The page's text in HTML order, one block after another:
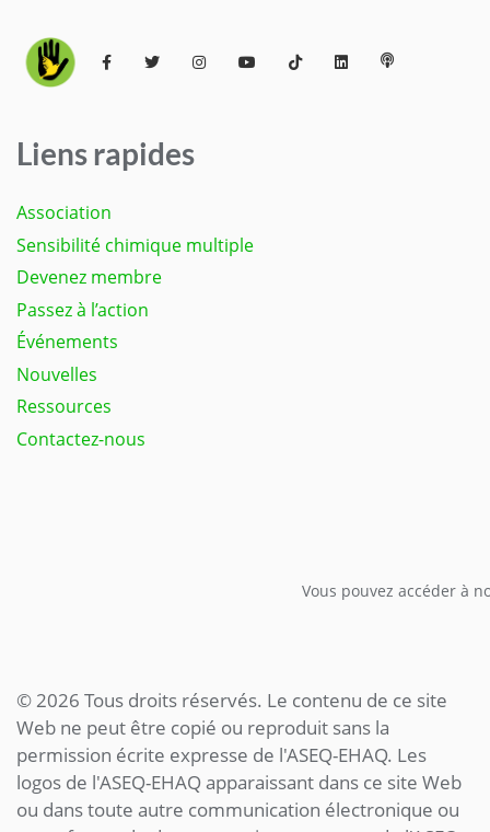
Liens rapides
Association
Sensibilité chimique multiple
Devenez membre
Passez à l’action
Événements
Nouvelles
Ressources
Contactez-nous
Vous pouvez accéder à
© 2026 Tous droits réservés. Le contenu de ce site
Web ne peut être copié ou reproduit sans la
permission écrite expresse de l'ASEQ-EHAQ. Les
logos de l'ASEQ-EHAQ apparaissant dans ce site Web
ou dans toute autre communication électronique ou